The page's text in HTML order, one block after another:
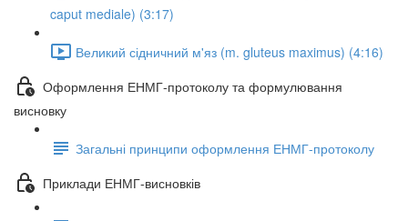
caput mediale) (3:17)
Великий сідничний м'яз (m. gluteus maximus) (4:16)
Оформлення ЕНМГ-протоколу та формулювання
висновку
Загальні принципи оформлення ЕНМГ-протоколу
Приклади ЕНМГ-висновків